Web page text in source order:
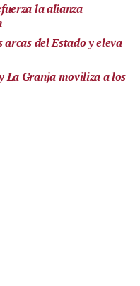
la alianza
del Estado y eleva
La Granja moviliza a los